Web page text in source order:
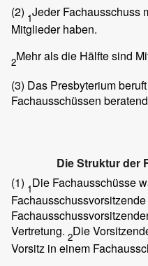
(2) 1Jeder Fachausschuss
Mitglieder haben.
2Mehr als die Hälfte sind
(3) Das Presbyterium
Fachausschüssen
Die Struktur der
(1) 1Die Fachausschüsse
Vertretung. 2Die
Vorsitz in einem